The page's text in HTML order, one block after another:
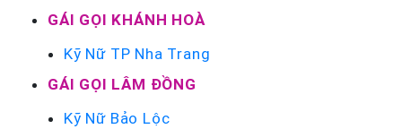
GÁI GỌI KHÁNH HOÀ
Kỹ Nữ TP Nha Trang
GÁI GỌI LÂM ĐỒNG
Kỹ Nữ Bảo Lộc